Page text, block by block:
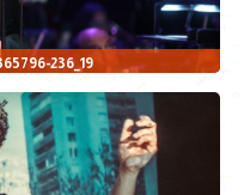
19_2024-638435516982365796-236